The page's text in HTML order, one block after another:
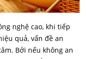
nghệ cao, khi tiếp
quả, vấn đề an
Bởi nếu không an